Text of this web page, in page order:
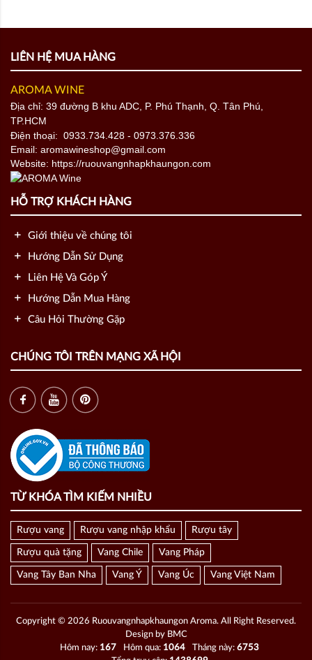
LIÊN HỆ MUA HÀNG
AROMA WINE
Địa chỉ: 39 đường B khu ADC, P. Phú Thạnh, Q. Tân Phú,
TP.HCM
Điện thoại: 0933.734.428 - 0973.376.336
Email: aromawineshop@gmail.com
Website: https://ruouvangnhapkhaungon.com
HỖ TRỢ KHÁCH HÀNG
Giới thiệu về chúng tôi
Hướng Dẫn Sử Dụng
Liên Hệ Và Góp Ý
Hướng Dẫn Mua Hàng
Câu Hỏi Thường Gặp
CHÚNG TÔI TRÊN MẠNG XÃ HỘI
TỪ KHÓA TÌM KIẾM NHIỀU
Rượu vang Rượu vang nhập khẩu Rượu tây
Rượu quà tặng Vang Chile Vang Pháp
Vang Tây Ban Nha Vang Ý Vang Úc Vang Việt Nam
Copyright © 2026 Ruouvangnhapkhaungon Aroma. All Right Reserved.
Design by BMC
Hôm nay: 167 Hôm qua: 1064 Tháng này: 6753